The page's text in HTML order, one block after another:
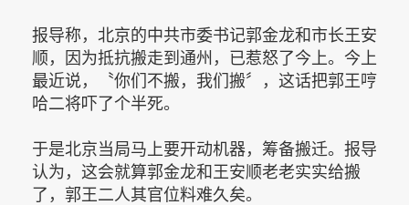
报导称，北京的中共市委书记郭金龙和市长王安
顺，因为抵抗搬走到通州，已惹怒了今上。今上
最近说，〝你们不搬，我们搬〞，这话把郭王哼
哈二将吓了个半死。
于是北京当局马上要开动机器，筹备搬迁。报导
认为，这会就算郭金龙和王安顺老老实实给搬
了，郭王二人其官位料难久矣。